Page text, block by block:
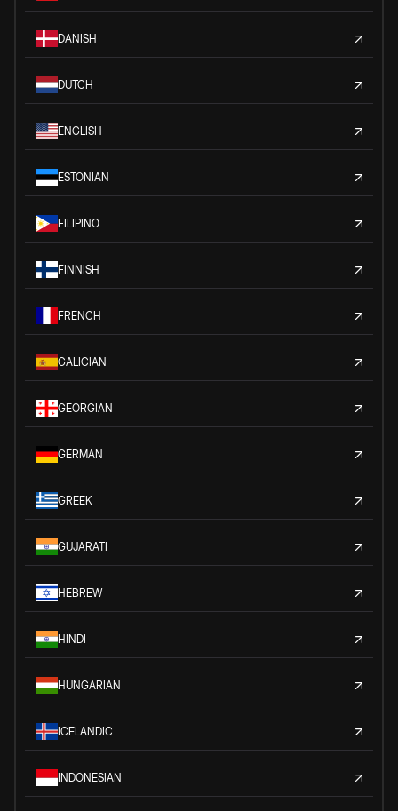
DANISH
DUTCH
ENGLISH
ESTONIAN
FILIPINO
FINNISH
FRENCH
GALICIAN
GEORGIAN
GERMAN
GREEK
GUJARATI
HEBREW
HINDI
HUNGARIAN
ICELANDIC
INDONESIAN